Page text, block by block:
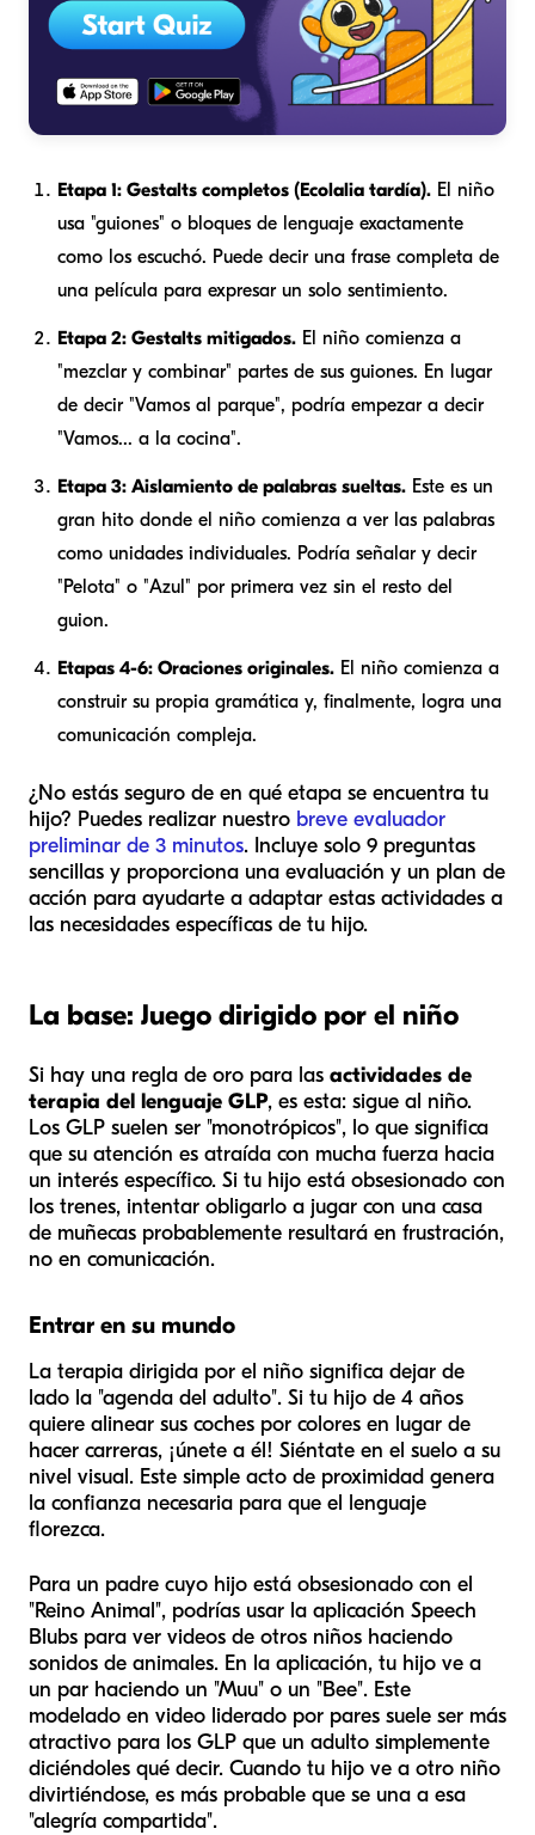
Etapa 1: Gestalts completos (Ecolalia tardía). El niño
usa "guiones" o bloques de lenguaje exactamente
como los escuchó. Puede decir una frase completa de
una película para expresar un solo sentimiento.
Etapa 2: Gestalts mitigados. El niño comienza a
"mezclar y combinar" partes de sus guiones. En lugar
de decir "Vamos al parque", podría empezar a decir
"Vamos... a la cocina".
Etapa 3: Aislamiento de palabras sueltas. Este es un
gran hito donde el niño comienza a ver las palabras
como unidades individuales. Podría señalar y decir
"Pelota" o "Azul" por primera vez sin el resto del
guion.
Etapas 4-6: Oraciones originales. El niño comienza a
construir su propia gramática y, finalmente, logra una
comunicación compleja.
¿No estás seguro de en qué etapa se encuentra tu
hijo? Puedes realizar nuestro breve evaluador
preliminar de 3 minutos. Incluye solo 9 preguntas
sencillas y proporciona una evaluación y un plan de
acción para ayudarte a adaptar estas actividades a
las necesidades específicas de tu hijo.
La base: Juego dirigido por el niño
Si hay una regla de oro para las actividades de
terapia del lenguaje GLP, es esta: sigue al niño.
Los GLP suelen ser "monotrópicos", lo que significa
que su atención es atraída con mucha fuerza hacia
un interés específico. Si tu hijo está obsesionado con
los trenes, intentar obligarlo a jugar con una casa
de muñecas probablemente resultará en frustración,
no en comunicación.
Entrar en su mundo
La terapia dirigida por el niño significa dejar de
lado la "agenda del adulto". Si tu hijo de 4 años
quiere alinear sus coches por colores en lugar de
hacer carreras, ¡únete a él! Siéntate en el suelo a su
nivel visual. Este simple acto de proximidad genera
la confianza necesaria para que el lenguaje
florezca.
Para un padre cuyo hijo está obsesionado con el
"Reino Animal", podrías usar la aplicación Speech
Blubs para ver videos de otros niños haciendo
sonidos de animales. En la aplicación, tu hijo ve a
un par haciendo un "Muu" o un "Bee". Este
modelado en video liderado por pares suele ser más
atractivo para los GLP que un adulto simplemente
diciéndoles qué decir. Cuando tu hijo ve a otro niño
divirtiéndose, es más probable que se una a esa
"alegría compartida".